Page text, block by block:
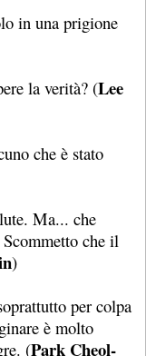
in una prigione
la verità? (Lee
che è stato
Ma... che
che il
)
per colpa
è molto
(Park Cheol-